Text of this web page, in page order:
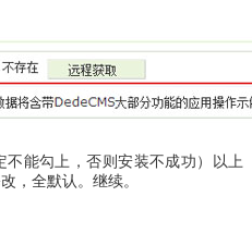
不能勾上，否则安装不成功）以上
，全默认。继续。